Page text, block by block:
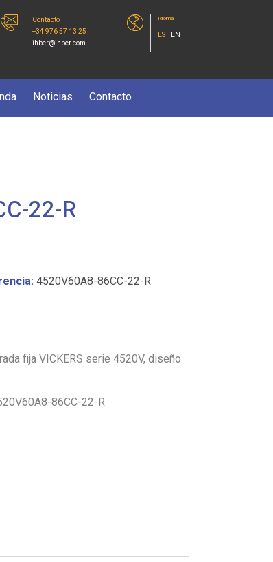
Contacto
+34 976 57 13 25
ihber@ihber.com
Idioma
ES EN
Noticias Contacto
22-R
4520V60A8-86CC-22-R
fija VICKERS serie 4520V, diseño
86CC-22-R